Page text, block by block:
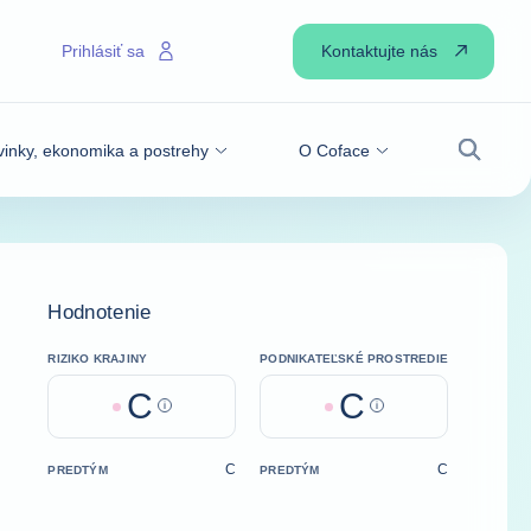
ekonomika a postrehy O Coface
Prihlásiť sa Kontaktujte nás
Hodnotenie
RIZIKO KRAJINY
C Help
PODNIKATEĽSKÉ PROSTREDIE
C Help
PREDTÝM C PREDTÝM C